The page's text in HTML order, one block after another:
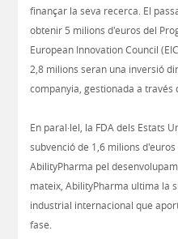
finançar la seva recerca. El
obtenir 5 milions d'euros del
European Innovation Council
2,8 milions seran una inversió
companyia, gestionada a través
En paral·lel, la FDA dels Estats
subvenció de 1,6 milions
AbilityPharma pel
mateix, AbilityPharma ultima la
industrial internacional que
fase.